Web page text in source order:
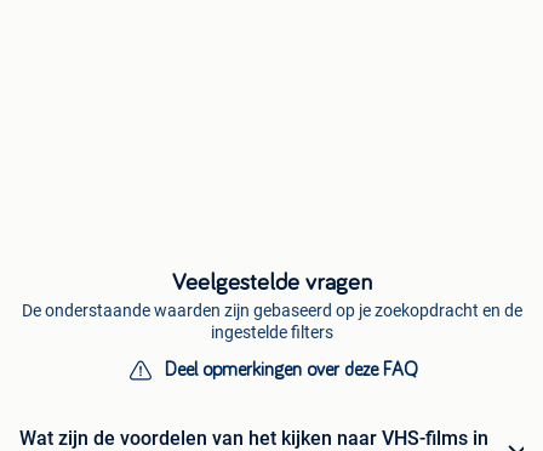
Veelgestelde vragen
De onderstaande waarden zijn gebaseerd op je zoekopdracht en de
ingestelde filters
Deel opmerkingen over deze FAQ
Wat zijn de voordelen van het kijken naar VHS-films in